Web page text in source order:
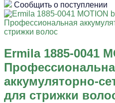
Сообщить о поступлении
Ermila 1885-0041
аккумуляторно-
для стрижки